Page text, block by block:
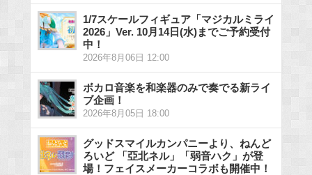
1/7スケールフィギュア「マジカルミライ
2026」Ver. 10月14日(水)までご予約受付
中！
2026年8月06日 12:00
ボカロ音楽を和楽器のみで奏でる新ライ
ブ企画！
2026年8月05日 18:00
グッドスマイルカンパニーより、ねんど
ろいど 「亞北ネル」「弱音ハク」が登
場！フェイスメーカーコラボも開催中！